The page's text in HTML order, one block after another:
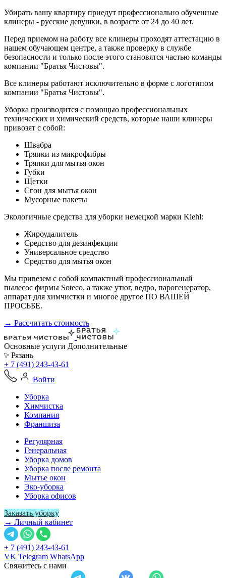
Убирать вашу квартиру приедут профессионально обученные
клинеры - русские девушки, в возрасте от 24 до 40 лет.
Перед приемом на работу все клинеры проходят аттестацию в
нашем обучающем центре, а также проверку в службе
безопасности и только после этого становятся частью команды
компании "Братья Чистовы".
Все клинеры работают исключительно в форме с логотипом
компании "Братья Чистовы".
Уборка производится с помощью профессиональных
технических и химический средств, которые наши клинеры
привозят с собой:
Швабра
Тряпки из микрофибры
Тряпки для мытья окон
Губки
Щетки
Сгон для мытья окон
Мусорные пакеты
Экологичные средства для уборки немецкой марки Kiehl:
Жироудалитель
Средство для дезинфекции
Универсальное средство
Средство для мытья окон
Мы привезем с собой компактный профессиональный
пылесос фирмы Soteco, а также утюг, ведро, парогенератор,
аппарат для химчистки и многое другое ПО ВАШЕЙ
ПРОСЬБЕ.
→ Рассчитать стоимость
Основные услуги Дополнительные
Рязань
+ 7 (491) 243-43-61
Войти
Уборка
Химчистка
Компания
Франшиза
Регулярная
Генеральная
Уборка домов
Уборка после ремонта
Мытье окон
Эко-уборка
Уборка офисов
Заказать уборку
→ Личный кабинет
+ 7 (491) 243-43-61
VK Telegram WhatsApp
Свяжитесь с нами